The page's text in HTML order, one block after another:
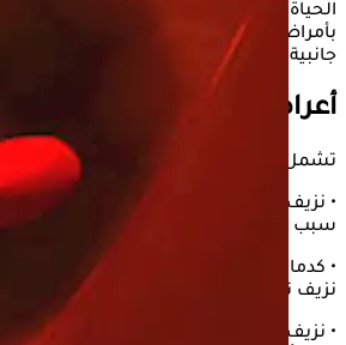
الحياة ويظهر فجأة دون تاريخ عائلي
بأمراض المناعة الذاتية، العدوى، الحمل،
جانبية لبعض الأدوية.
أعراض
تشمل الأعراض الرئيسية لمرضالناعور
• نزيف عفوي: نزيف مفاجئ في العضلات أو
سبب واضح.
• كدمات كبيرة غير مبررة: تظهر على الجلد
نزيف تحت الجلد.
• نزيف في الجهاز الهضمي أو البولي: قد